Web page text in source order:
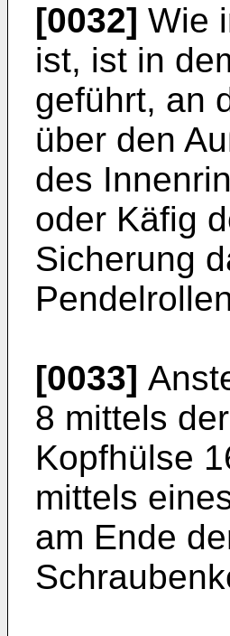
[0032] Wie
ist, ist in
geführt, an
über den
des
oder Käfig
Sicherung
[0033]
8 mittels
Kopfhülse
mittels
am Ende